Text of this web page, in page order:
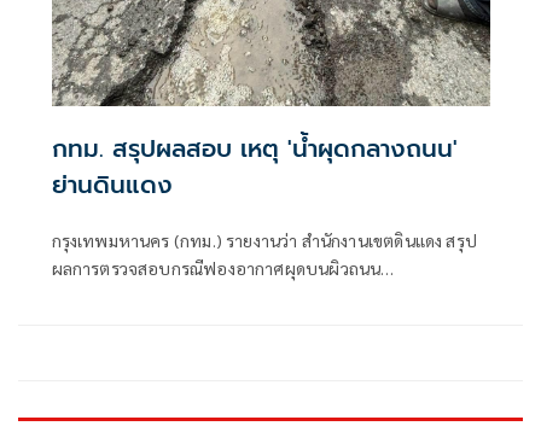
กทม. สรุปผลสอบ เหตุ 'น้ำผุดกลางถนน'
ย่านดินแดง
กรุงเทพมหานคร (กทม.) รายงานว่า สำนักงานเขตดินแดง สรุป
ผลการตรวจสอบกรณีฟองอากาศผุดบนผิวถนน